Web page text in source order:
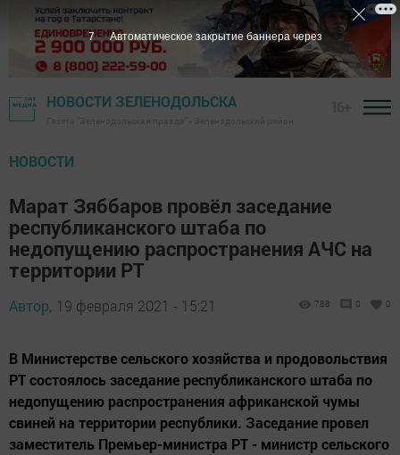
НОВОСТИ ЗЕЛЕНОДОЛЬСКА
НОВОСТИ
Марат Зяббаров провёл заседание
республиканского штаба по
недопущению распространения АЧС на
территории РТ
Автор, 19 февраля 2021 - 15:21 788 0 0
В Министерстве сельского хозяйства и продовольствия
РТ состоялось заседание республиканского штаба по
недопущению распространения африканской чумы
свиней на территории республики. Заседание провел
заместитель Премьер-министра РТ - министр сельского
6 Автоматическое закрытие баннера через